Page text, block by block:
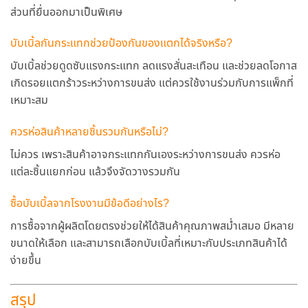
ส่วนที่ยื่นออกมาเป็นพิเศษ
บับเบิ้ลกันกระแทกช่วยป้องกันของแตกได้จริงหรือ?
บับเบิ้ลช่วยดูดซับแรงกระแทก ลดแรงสั่นสะเทือน และช่วยลดโอกาส
เกิดรอยแตกร้าวระหว่างการขนส่ง แต่ควรใช้งานร่วมกับการแพ็กที่
เหมาะสม
ควรห่อสินค้าหลายชิ้นรวมกันหรือไม่?
ไม่ควร เพราะสินค้าอาจกระแทกกันเองระหว่างการขนส่ง ควรห่อ
แต่ละชิ้นแยกก่อน แล้วจึงจัดวางรวมกัน
ซื้อบับเบิ้ลจากโรงงานมีข้อดีอย่างไร?
การซื้อจากผู้ผลิตโดยตรงช่วยให้ได้สินค้าคุณภาพสม่ำเสมอ มีหลาย
ขนาดให้เลือก และสามารถเลือกบับเบิ้ลที่เหมาะกับประเภทสินค้าได้
ง่ายขึ้น
สรุป